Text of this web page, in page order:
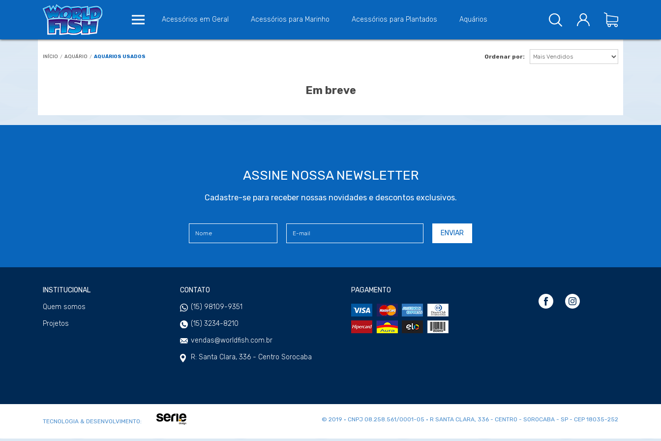
Acessórios em Geral Acessórios para Marinho Acessórios para Plantados Aquários
INÍCIO / AQUÁRIO / AQUÁRIOS USADOS Ordenar por:
Em breve
ASSINE NOSSA NEWSLETTER
Cadastre-se para receber nossas novidades e descontos exclusivos.
INSTITUCIONAL
Quem somos
Projetos
CONTATO
(15) 98109-9351
(15) 3234-8210
vendas@worldfish.com.br
R: Santa Clara, 336 - Centro Sorocaba
PAGAMENTO
TECNOLOGIA & DESENVOLVIMENTO: © 2019 • CNPJ 08.258.561/0001-05 • R SANTA CLARA, 336 - CENTRO - SOROCABA - SP - CEP 18035-252